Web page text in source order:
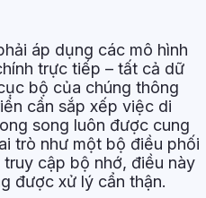
áp dụng các mô hình
trực tiếp – tất cả dữ
bộ của chúng thông
cần sắp xếp việc di
song luôn được cung
trò như một bộ điều phối
cập bộ nhớ, điều này
được xử lý cẩn thận.